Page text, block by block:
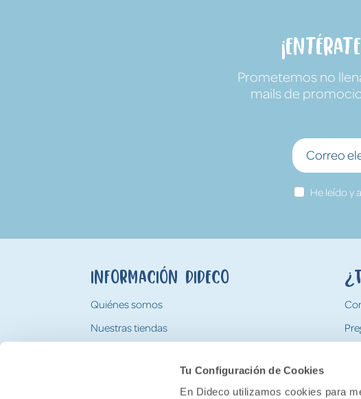
Tu Configuración de Cookies
En Dideco utilizamos cookies para
Prometemos no
mails de
He leído y
Información Dideco
Quiénes somos
Nuestras tiendas
Tarjeta Regalo Dideco